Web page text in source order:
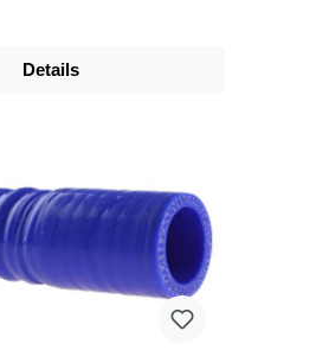
Details